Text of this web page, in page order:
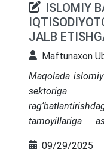
ISLOMIY
JALB
Maftunaxon
Maqolada
sektoriga
tamoyillariga
09/29/2025